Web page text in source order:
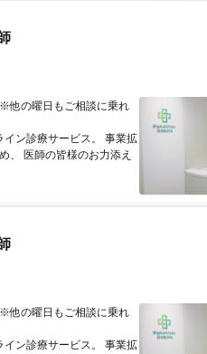
他の曜日もご相談に乗れ
ン診療サービス。 事業拡
、 医師の皆様のお力添え
他の曜日もご相談に乗れ
ン診療サービス。 事業拡